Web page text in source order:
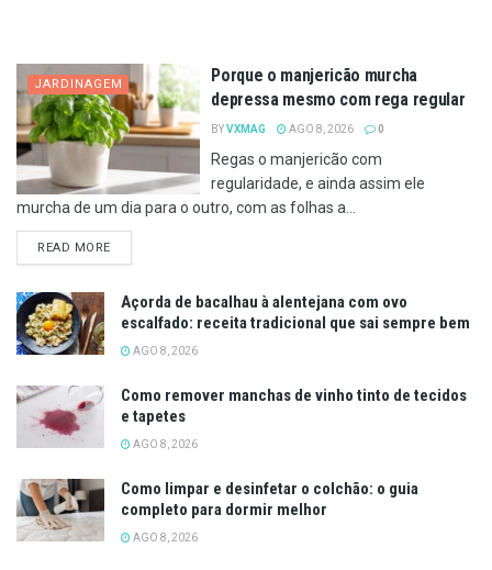
JARDINAGEM
Porque o manjericão murcha
depressa mesmo com rega regular
BYVXMAG AGO 8, 2026 0
Regas o manjericão com
regularidade, e ainda assim ele
murcha de um dia para o outro, com as folhas a...
READ MOREDETAILS
Açorda de bacalhau à alentejana com ovo
escalfado: receita tradicional que sai sempre bem
AGO 8, 2026
Como remover manchas de vinho tinto de tecidos
e tapetes
AGO 8, 2026
Como limpar e desinfetar o colchão: o guia
completo para dormir melhor
AGO 8, 2026